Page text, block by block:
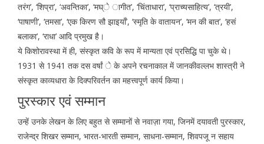
तरंग’, ‘शिप्रा’, ‘अवन्तिका’, ‘मघ्े ागीत’, ‘चिंताधारा’, ‘प्राच्यसाहित्य’, ‘त्रयी’,
‘पाषाणी’, ‘तमसा’, ‘एक किरण सौ झाइयाँ’, ‘स्मृति के वातायन’, ‘मन की बात’, ‘हसं
बलाका’, ‘राधा’ आदि प्रमुख है।
ये किशोरावस्था में ही, संस्कृत कवि के रूप में मान्यता एवं प्रसिद्धि पा चुके थे।
1931 से 1941 तक दस वर्षां े के अपने रचनाकाल में जानकीवल्लभ शास्त्री ने
संस्कृत काव्यधारा के दिक्परिवर्तन का महत्त्वपूर्ण कार्य किया।
पुरस्कार एवं सम्मान
उन्हें उनके लेखन के लिए बहुत से सम्मानों से नवाज़ा गया, जिनमें दयावती पुरस्कार,
राजेन्द्र शिखर सम्मान, भारत-भारती सम्मान, साधना-सम्मान, शिवपजू न सहाय